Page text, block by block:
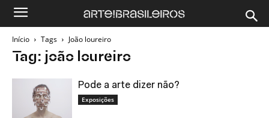
Início Tags João loureiro
Tag: joão loureiro
Pode a arte dizer não?
Exposições